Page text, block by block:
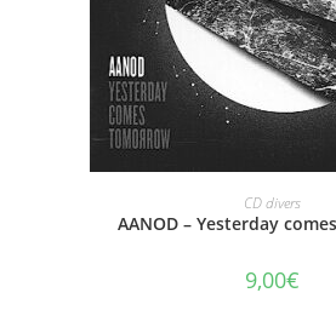
AJOUTER AU
CD divers
AANOD – Yesterday
9,00€